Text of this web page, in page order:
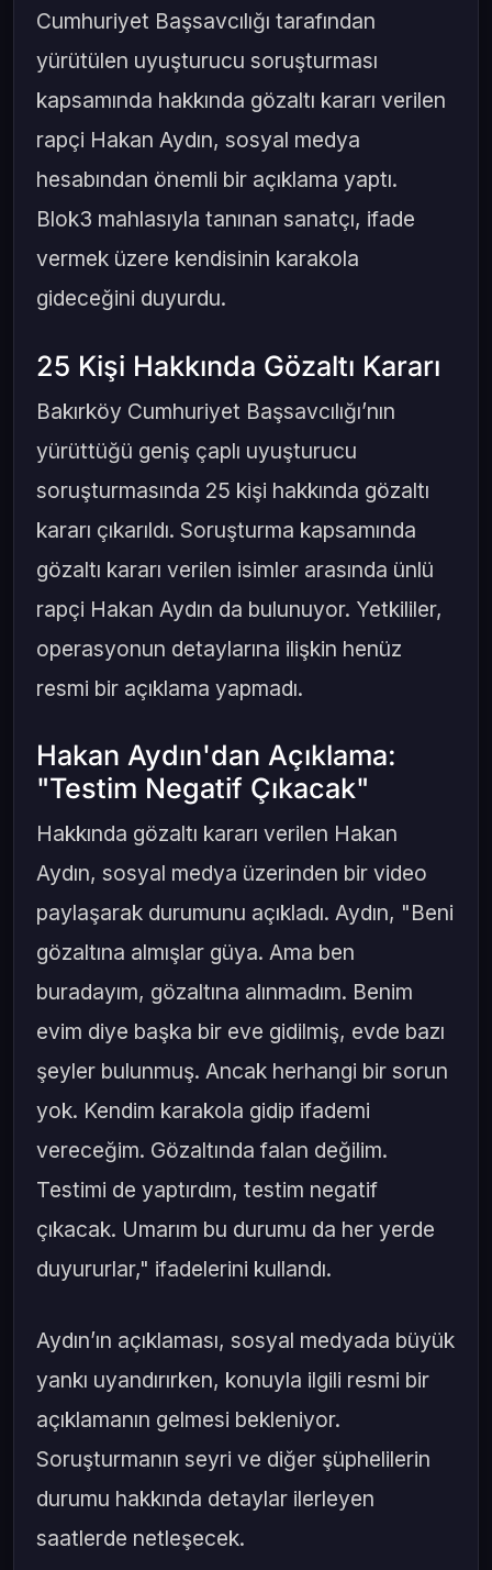
Cumhuriyet Başsavcılığı tarafından
yürütülen uyuşturucu soruşturması
kapsamında hakkında gözaltı kararı verilen
rapçi Hakan Aydın, sosyal medya
hesabından önemli bir açıklama yaptı.
Blok3 mahlasıyla tanınan sanatçı, ifade
vermek üzere kendisinin karakola
gideceğini duyurdu.
25 Kişi Hakkında Gözaltı Kararı
Bakırköy Cumhuriyet Başsavcılığı’nın
yürüttüğü geniş çaplı uyuşturucu
soruşturmasında 25 kişi hakkında gözaltı
kararı çıkarıldı. Soruşturma kapsamında
gözaltı kararı verilen isimler arasında ünlü
rapçi Hakan Aydın da bulunuyor. Yetkililer,
operasyonun detaylarına ilişkin henüz
resmi bir açıklama yapmadı.
Hakan Aydın'dan Açıklama:
"Testim Negatif Çıkacak"
Hakkında gözaltı kararı verilen Hakan
Aydın, sosyal medya üzerinden bir video
paylaşarak durumunu açıkladı. Aydın, "Beni
gözaltına almışlar güya. Ama ben
buradayım, gözaltına alınmadım. Benim
evim diye başka bir eve gidilmiş, evde bazı
şeyler bulunmuş. Ancak herhangi bir sorun
yok. Kendim karakola gidip ifademi
vereceğim. Gözaltında falan değilim.
Testimi de yaptırdım, testim negatif
çıkacak. Umarım bu durumu da her yerde
duyururlar," ifadelerini kullandı.
Aydın’ın açıklaması, sosyal medyada büyük
yankı uyandırırken, konuyla ilgili resmi bir
açıklamanın gelmesi bekleniyor.
Soruşturmanın seyri ve diğer şüphelilerin
durumu hakkında detaylar ilerleyen
saatlerde netleşecek.